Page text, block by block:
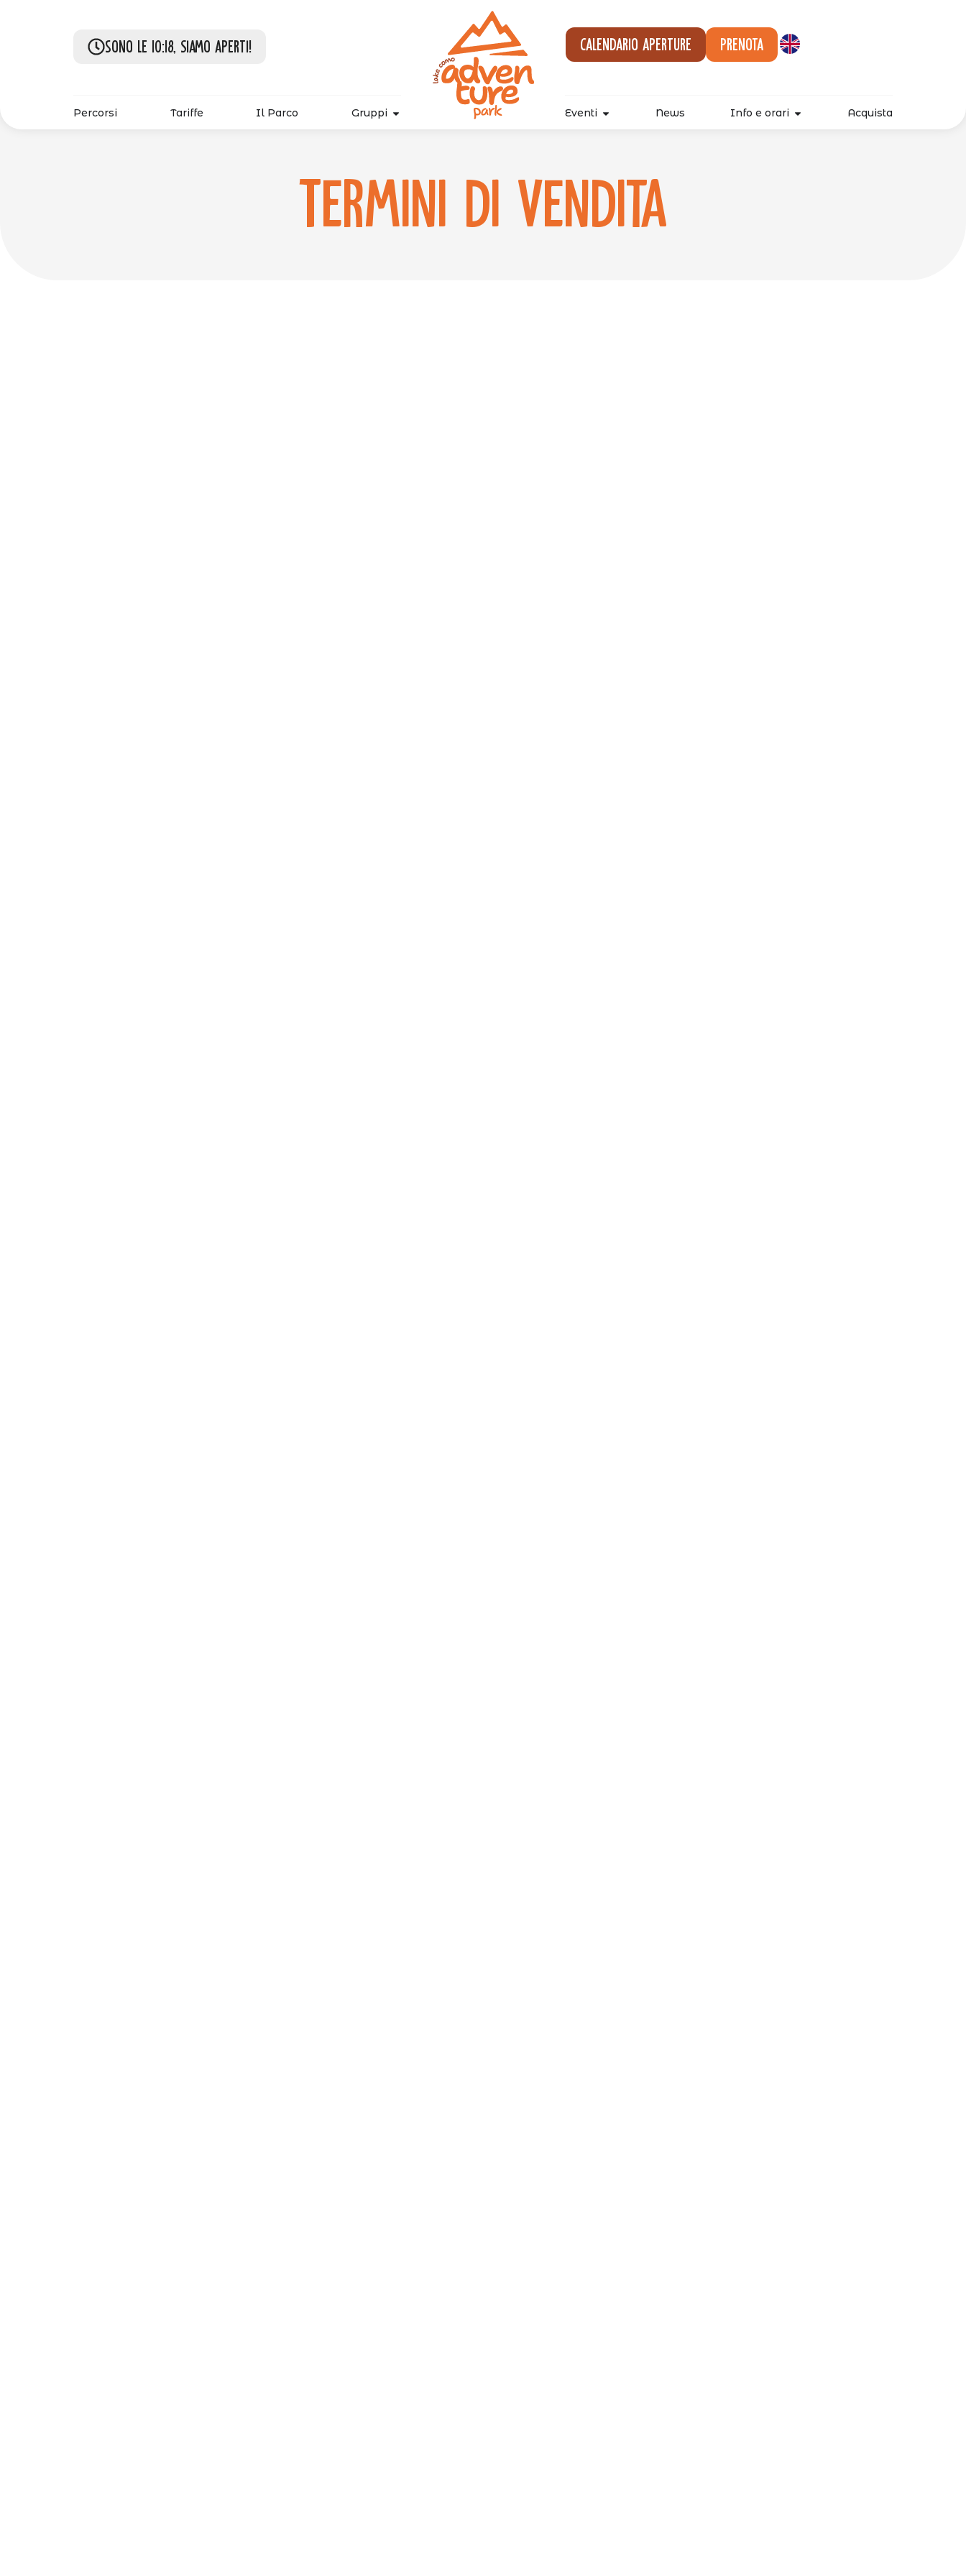
Sono le 10:18, siamo aperti! Calendario aperture Prenota
Percorsi Tariffe Il Parco Gruppi Eventi News Info e orari Acquista
Termini di vendita